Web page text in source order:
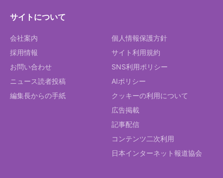
サイトについて
会社案内
採用情報
お問い合わせ
ニュース読者投稿
編集長からの手紙
個人情報保護方針
サイト利用規約
SNS利用ポリシー
AIポリシー
クッキーの利用について
広告掲載
記事配信
コンテンツ二次利用
日本インターネット報道協会